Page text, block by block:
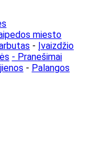
miesto
- Įvaizdžio
- Pranešimai
- Palangos